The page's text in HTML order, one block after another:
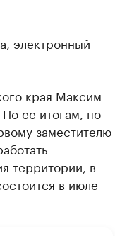
электронный
края Максим
ее итогам, по
заместителю
территории, в
в июле